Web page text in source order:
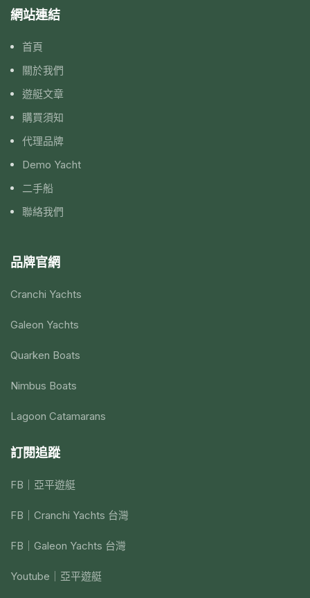
網站連結
首頁
關於我們
遊艇文章
購買須知
代理品牌
Demo Yacht
二手船
聯絡我們
品牌官網
Cranchi Yachts
Galeon Yachts
Quarken Boats
Nimbus Boats
Lagoon Catamarans
訂閱追蹤
FB｜亞平遊艇
FB｜Cranchi Yachts 台灣
FB｜Galeon Yachts 台灣
Youtube｜亞平遊艇